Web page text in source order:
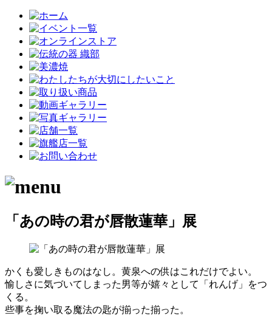
「あの時の君が唇散蓮華」展
かくも愛しきものはなし。黄泉への供はこれだけでよい。
愉しさに気づいてしまった男等が嬉々として「れんげ」をつ
くる。
些事を掬い取る魔法の匙が揃った揃った。